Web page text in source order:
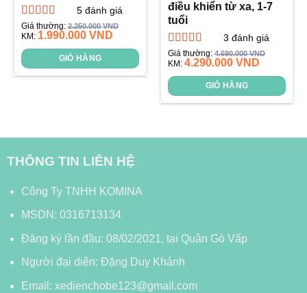
Được xếp
hạng4.60
5 sao
5đánh giá
Giá thường:2.250.000VND
KM: 1.990.000 VND
GIỎ HÀNG
điều khiển từ xa, 1-7
tuổi
Được xếp
hạng4.33
5 sao
3 đánh giá
Giá thường:4.690.000VND
KM: 4.290.000 VND
GIỎ HÀNG
THÔNG TIN LIÊN HỆ
Công Ty TNHH KOMINA
MSDN: 0316713134
Đăng ký lần đầu: 08/02/2021, tại Quận Gò Vấp
Người đại diện: Đặng Duy Khánh
Email: xedienchobe123@gmail.com